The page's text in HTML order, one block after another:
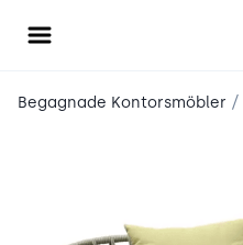
Öppna meny
Begagnade Kontorsmöbler /